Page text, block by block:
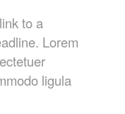
to a
Lorem
ligula